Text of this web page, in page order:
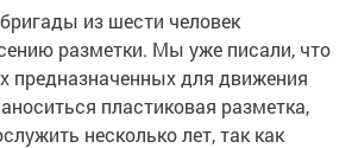
из шести человек
разметки. Мы уже писали, что
предназначенных для движения
пластиковая разметка,
несколько лет, так как